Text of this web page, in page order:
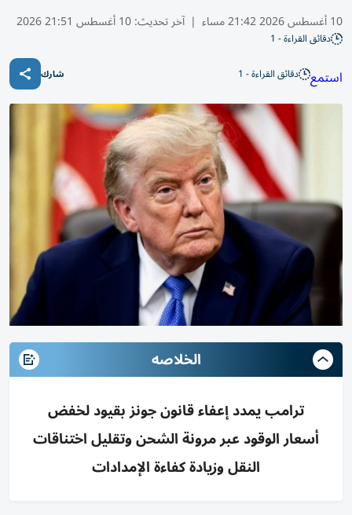
10 أغسطس 2026 21:42 مساء | آخر تحديث:10 أغسطس 21:51 2026
دقائق القراءة - 1
استمع دقائق القراءة - 1 شارك
الخلاصه
ترامب يمدد إعفاء قانون جونز بقيود لخفض
أسعار الوقود عبر مرونة الشحن وتقليل اختناقات
النقل وزيادة كفاءة الإمدادات